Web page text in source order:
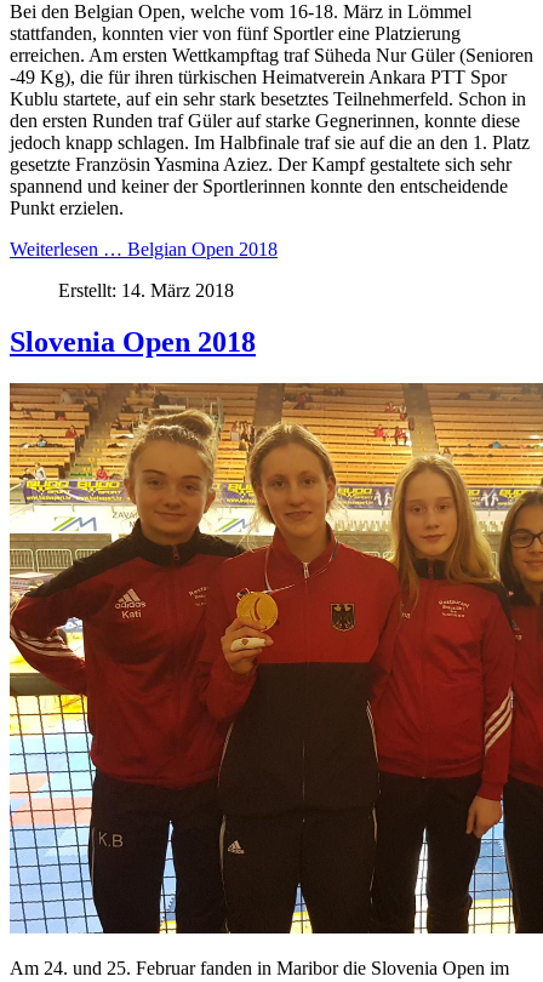
Bei den Belgian Open, welche vom 16-18. März in Lömmel
stattfanden, konnten vier von fünf Sportler eine Platzierung
erreichen. Am ersten Wettkampftag traf Süheda Nur Güler (Senioren
-49 Kg), die für ihren türkischen Heimatverein Ankara PTT Spor
Kublu startete, auf ein sehr stark besetztes Teilnehmerfeld. Schon in
den ersten Runden traf Güler auf starke Gegnerinnen, konnte diese
jedoch knapp schlagen. Im Halbfinale traf sie auf die an den 1. Platz
gesetzte Französin Yasmina Aziez. Der Kampf gestaltete sich sehr
spannend und keiner der Sportlerinnen konnte den entscheidende
Punkt erzielen.
Weiterlesen … Belgian Open 2018
Erstellt: 14. März 2018
Slovenia Open 2018
Am 24. und 25. Februar fanden in Maribor die Slovenia Open im